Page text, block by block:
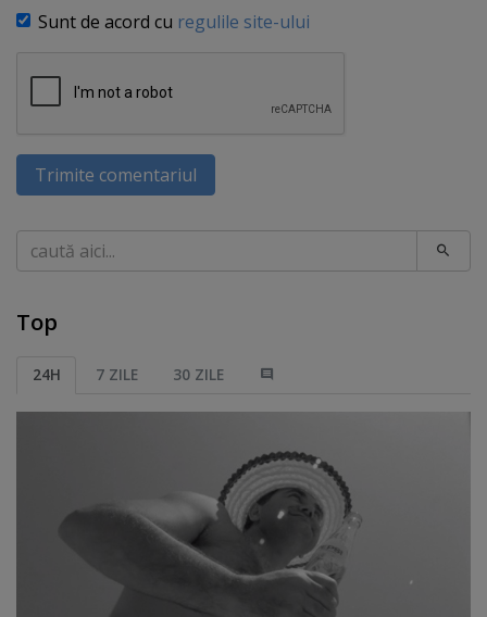
Sunt de acord cu regulile site-ului
Trimite comentariul
Caută
Top
24H 7 ZILE 30 ZILE